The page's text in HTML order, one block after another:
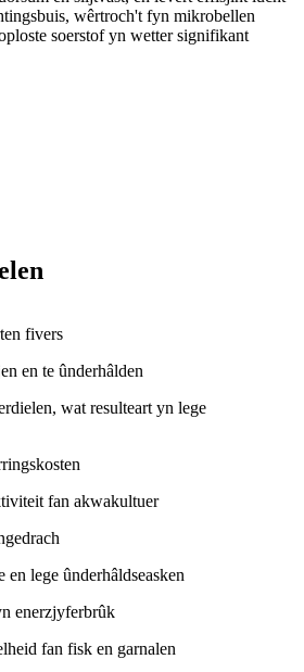
wêrtroch't fyn mikrobellen
soerstof yn wetter signifikant
fivers
en te ûnderhâlden
wat resulteart yn lege
fan akwakultuer
en lege ûnderhâldseasken
enerzjyferbrûk
fan fisk en garnalen